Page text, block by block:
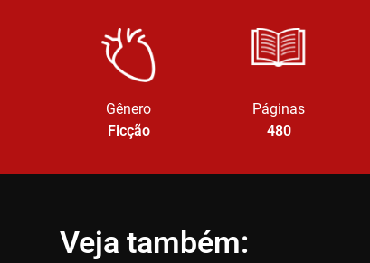
Gênero
Ficção
Páginas
480
Veja também: